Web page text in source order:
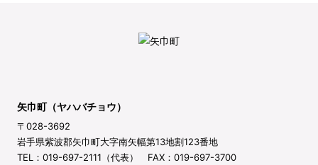
矢巾町（ヤハバチョウ）
〒028-3692
岩手県紫波郡矢巾町大字南矢幅第13地割123番地
TEL：019-697-2111（代表） FAX：019-697-3700